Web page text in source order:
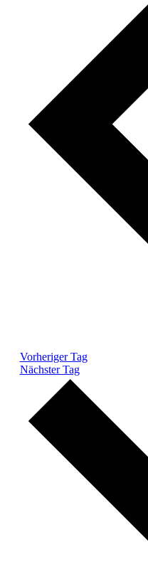
Vorheriger Tag
Nächster Tag